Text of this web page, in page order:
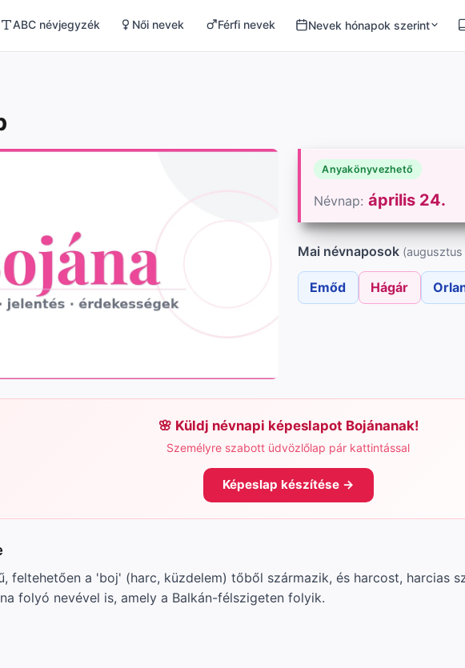
ABC névjegyzék Női nevek Férfi nevek Nevek hónapok szerint
Anyakönyvezhető
Névnap: április 24.
Mai névnaposok (augusztus
Emőd Hágár
Küldj névnapi képeslapot Bojánanak!
Személyre szabott üdvözlőlap pár kattintással
Képeslap készítése →
feltehetően a 'boj' (harc, küzdelem) tőből származik, és harcost, harcias
folyó nevével is, amely a Balkán-félszigeten folyik.